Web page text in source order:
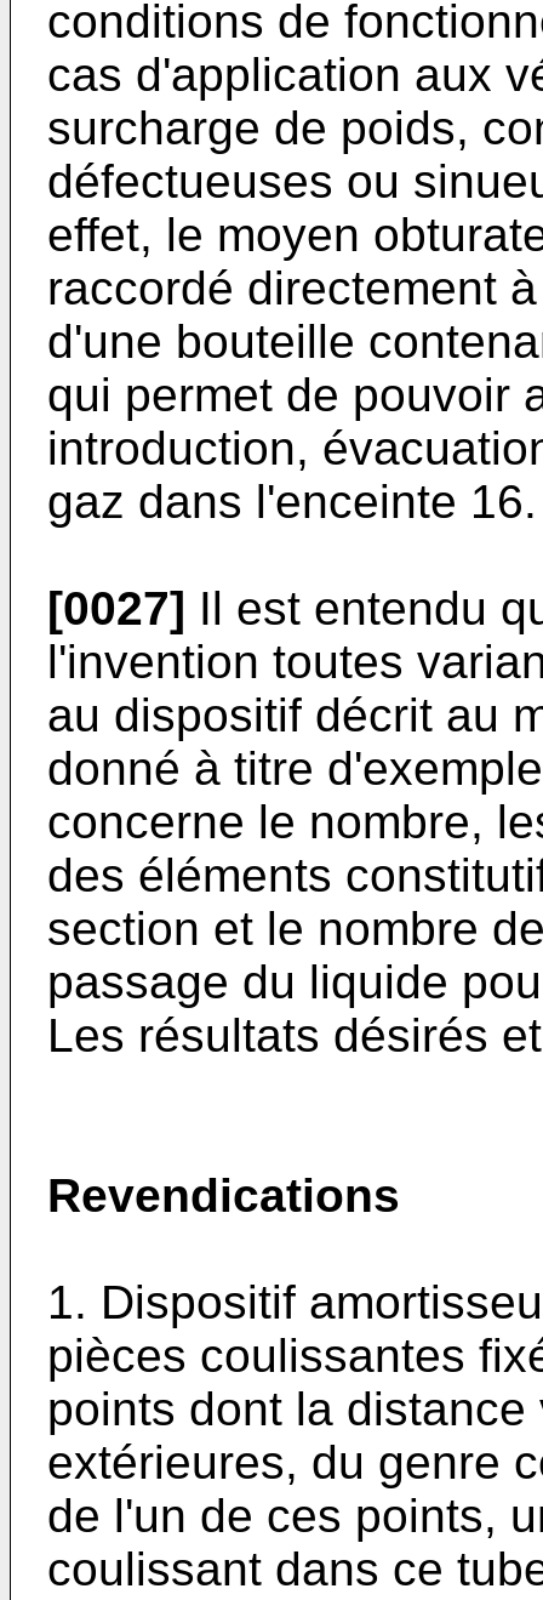
conditions de
cas d'application aux
surcharge de poids,
défectueuses ou
effet, le moyen
raccordé directement
d'une bouteille
qui permet de pouvoir
introduction,
gaz dans l'enceinte 16.
[0027] Il est entendu
l'invention toutes
au dispositif décrit au
donné à titre
concerne le nombre,
des éléments
section et le nombre
passage du liquide
Les résultats désirés
Revendications
1. Dispositif
pièces coulissantes
points dont la
extérieures, du genre
de l'un de ces points,
coulissant dans ce